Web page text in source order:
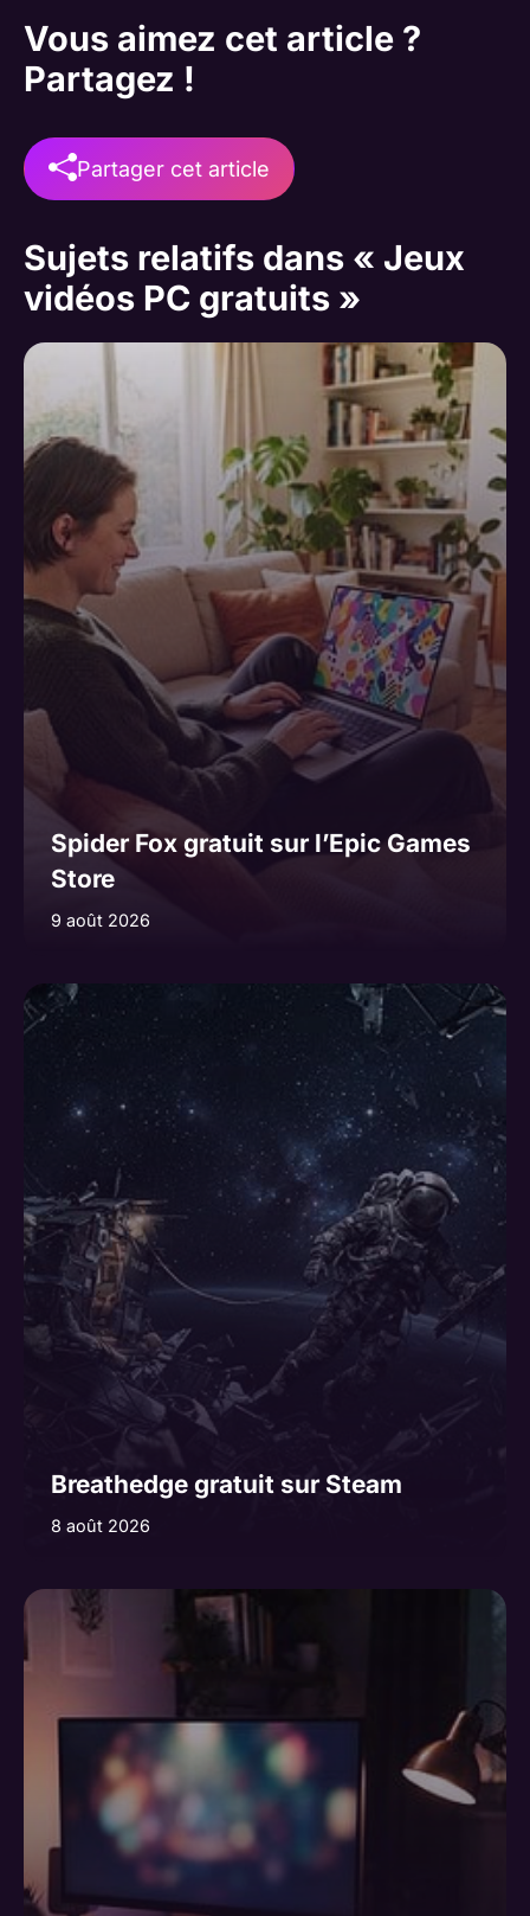
Vous aimez cet article ?
Partagez !
Partager cet article
Sujets relatifs dans « Jeux
vidéos PC gratuits »
Spider Fox gratuit sur l’Epic Games
Store
9 août 2026
Breathedge gratuit sur Steam
8 août 2026